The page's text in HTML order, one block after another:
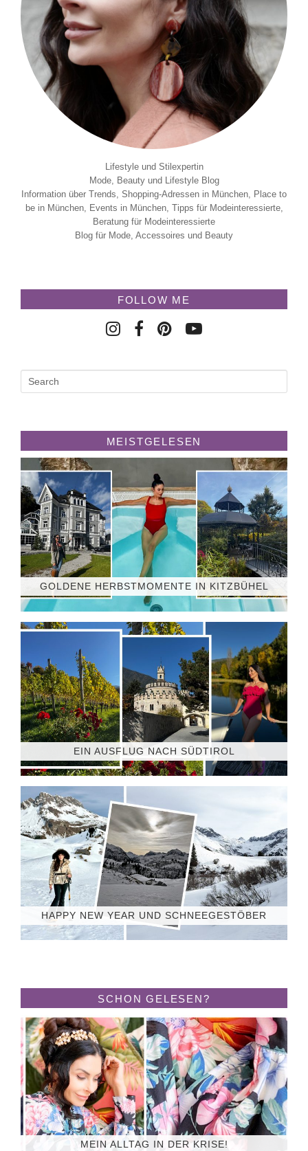
Lifestyle und Stilexpertin
Mode, Beauty und Lifestyle Blog
Information über Trends, Shopping-Adressen in München, Place to
be in München, Events in München, Tipps für Modeinteressierte,
Beratung für Modeinteressierte
Blog für Mode, Accessoires und Beauty
FOLLOW ME
MEISTGELESEN
GOLDENE HERBSTMOMENTE IN KITZBÜHEL
EIN AUSFLUG NACH SÜDTIROL
HAPPY NEW YEAR UND SCHNEEGESTÖBER
SCHON GELESEN?
MEIN ALLTAG IN DER KRISE!